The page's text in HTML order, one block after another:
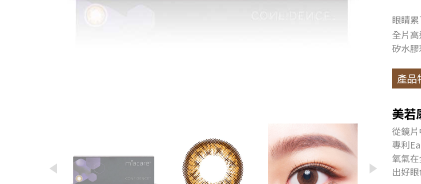
眼睛累
全片
矽水
產品
美若
從鏡
專利
氧氣
出好眼